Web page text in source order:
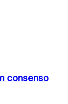
consenso